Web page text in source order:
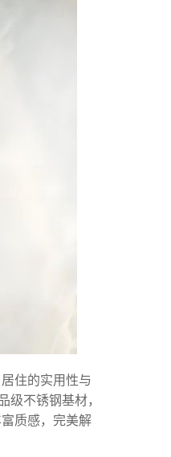
住的实用性与
级不锈钢基材，
质感，完美解